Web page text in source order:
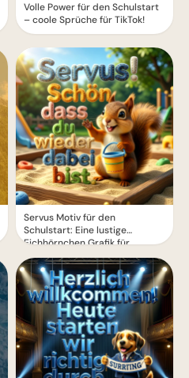
Volle Power für den Schulstart
– coole Sprüche für TikTok!
Servus Motiv für den
Schulstart: Eine lustige
Eichhörnchen Grafik für
WhatsApp